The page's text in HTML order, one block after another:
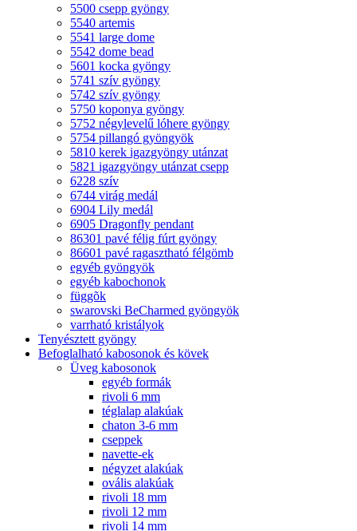
5500 csepp gyöngy
5540 artemis
5541 large dome
5542 dome bead
5601 kocka gyöngy
5741 szív gyöngy
5742 szív gyöngy
5750 koponya gyöngy
5752 négylevelű lóhere gyöngy
5754 pillangó gyöngyök
5810 kerek igazgyöngy utánzat
5821 igazgyöngy utánzat csepp
6228 szív
6744 virág medál
6904 Lily medál
6905 Dragonfly pendant
86301 pavé félig fúrt gyöngy
86601 pavé ragasztható félgömb
egyéb gyöngyök
egyéb kabochonok
függõk
swarovski BeCharmed gyöngyök
varrható kristályok
Tenyésztett gyöngy
Befoglalható kabosonok és kövek
Üveg kabosonok
egyéb formák
rivoli 6 mm
téglalap alakúak
chaton 3-6 mm
cseppek
navette-ek
négyzet alakúak
ovális alakúak
rivoli 18 mm
rivoli 12 mm
rivoli 14 mm